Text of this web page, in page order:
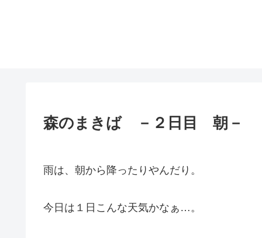
森のまきば －２日目 朝－
雨は、朝から降ったりやんだり。
今日は１日こんな天気かなぁ…。